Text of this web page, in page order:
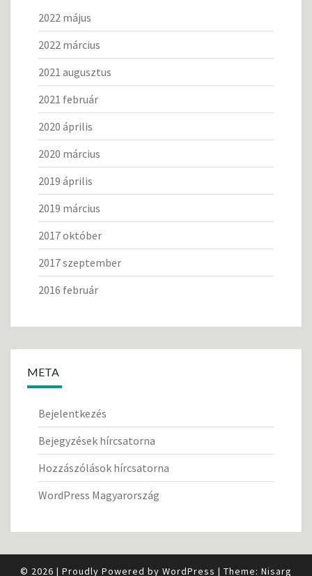
2022 május
2022 március
2021 augusztus
2021 február
2020 április
2020 március
2019 április
2019 március
2017 október
2017 szeptember
2016 február
META
Bejelentkezés
Bejegyzések hírcsatorna
Hozzászólások hírcsatorna
WordPress Magyarország
© 2026 | Proudly Powered by WordPress | Theme: Nisarg